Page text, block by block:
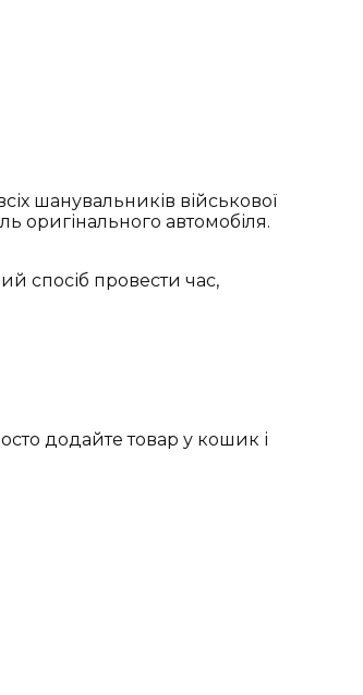
шанувальників військової
оригінального автомобіля.
спосіб провести час,
додайте товар у кошик і